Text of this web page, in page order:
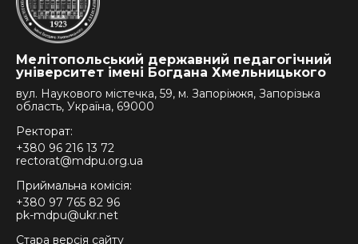
Мелітопольський державний педагогічний
університет імені Богдана Хмельницького
вул. Наукового містечка, 59, м. Запоріжжя, Запорізька
область, Україна, 69000
Ректорат:
+380 96 216 13 72
rectorat@mdpu.org.ua
Приймальна комісія:
+380 97 765 82 96
pk-mdpu@ukr.net
Стара версія сайту